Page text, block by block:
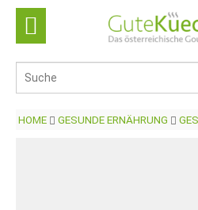
HOME GESUNDE ERNÄHRUNG